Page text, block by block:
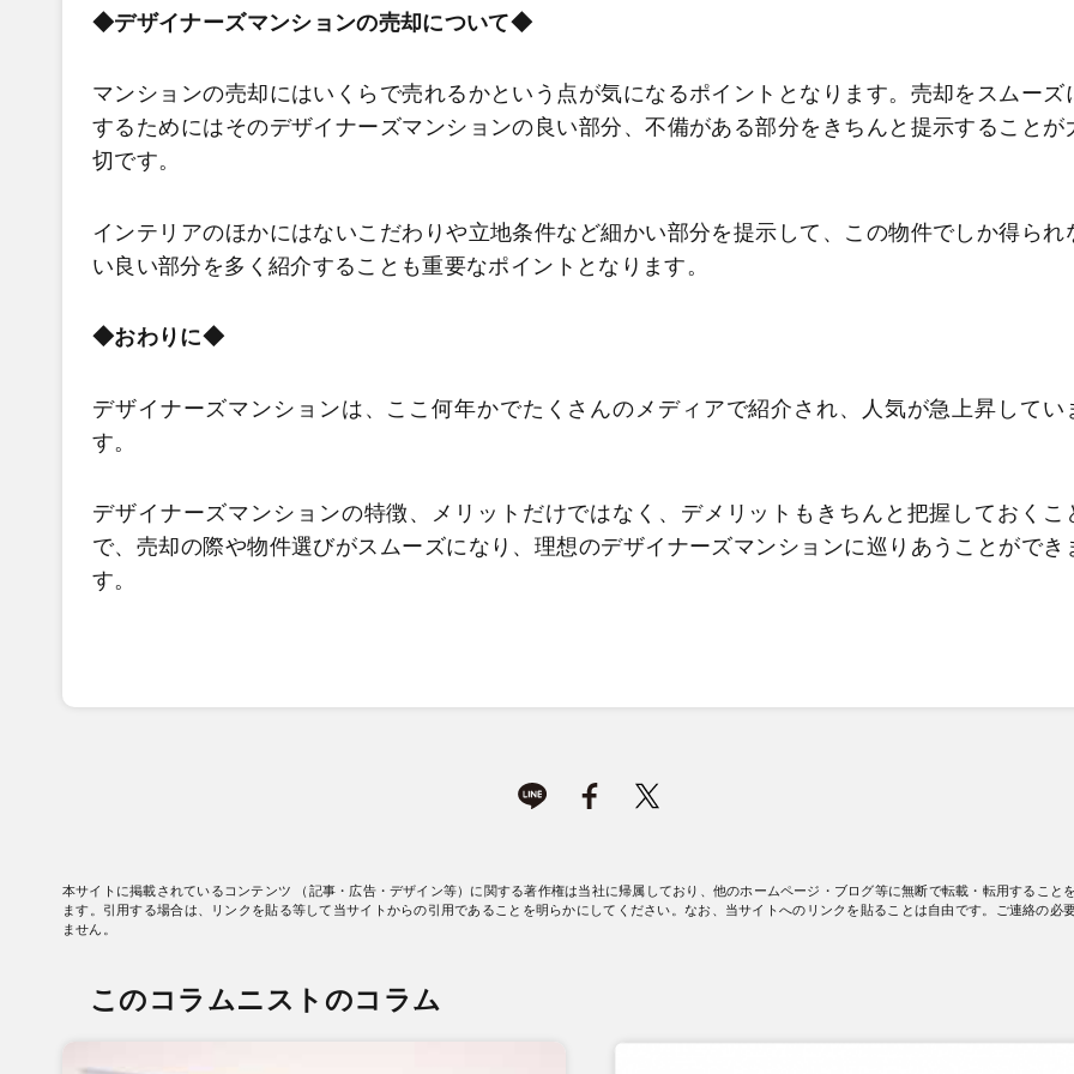
◆デザイナーズマンションの売却について◆
マンションの売却にはいくらで売れるかという点が気になるポイントとなります。売却をスムーズ
するためにはそのデザイナーズマンションの良い部分、不備がある部分をきちんと提示することが
切です。
インテリアのほかにはないこだわりや立地条件など細かい部分を提示して、この物件でしか得られ
い良い部分を多く紹介することも重要なポイントとなります。
◆おわりに◆
デザイナーズマンションは、ここ何年かでたくさんのメディアで紹介され、人気が急上昇してい
す。
デザイナーズマンションの特徴、メリットだけではなく、デメリットもきちんと把握しておくこ
で、売却の際や物件選びがスムーズになり、理想のデザイナーズマンションに巡りあうことができ
す。
本サイトに掲載されているコンテンツ （記事・広告・デザイン等）に関する著作権は当社に帰属しており、他のホームページ・ブログ等に無断で転載・転用すること
ます。引用する場合は、リンクを貼る等して当サイトからの引用であることを明らかにしてください。なお、当サイトへのリンクを貼ることは自由です。ご連絡の必
ません。
このコラムニストのコラム